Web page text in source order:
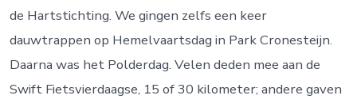
de Hartstichting. We gingen zelfs een keer
dauwtrappen op Hemelvaartsdag in Park Cronesteijn.
Daarna was het Polderdag. Velen deden mee aan de
Swift Fietsvierdaagse, 15 of 30 kilometer; andere gaven